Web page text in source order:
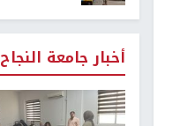
أخبار جامعة النجاح